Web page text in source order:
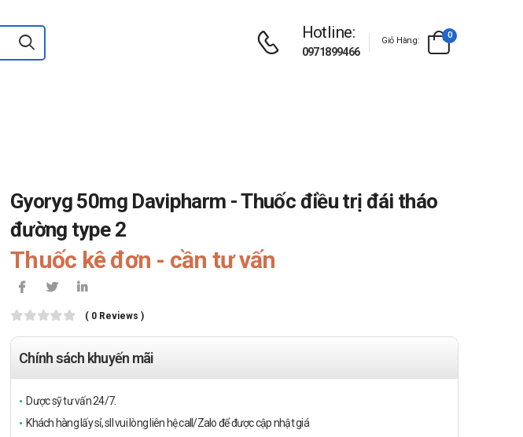
Hotline:
0971899466
Giỏ Hàng:
0
Gyoryg 50mg Davipharm - Thuốc điều trị đái tháo
đường type 2
Thuốc kê đơn - cần tư vấn
( 0 Reviews )
Chính sách khuyến mãi
Dược sỹ tư vấn 24/7.
Khách hàng lấy sỉ, sll vui lòng liên hệ call/Zalo để được cập nhật giá